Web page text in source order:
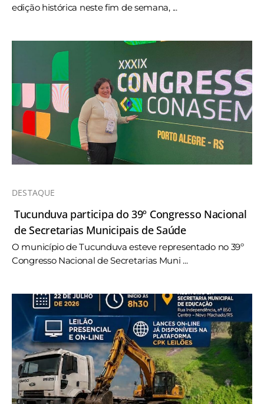
edição histórica neste fim de semana, ...
DESTAQUE
Tucunduva participa do 39º Congresso Nacional
de Secretarias Municipais de Saúde
O município de Tucunduva esteve representado no 39º
Congresso Nacional de Secretarias Muni ...